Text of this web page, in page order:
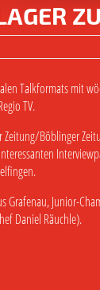
Talkformats mit
TV.
Böblinger
Grafenau, Junior-
Daniel Räuchle).